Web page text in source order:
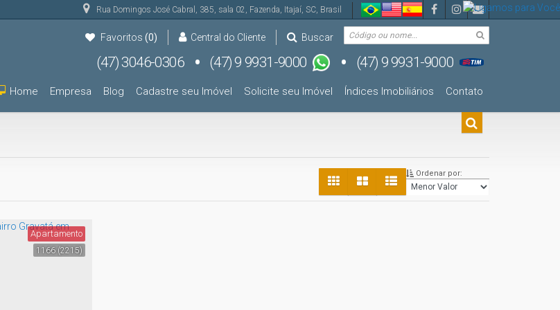
Rua Domingos José Cabral , 385, sala 02, Fazenda, Itajaí, SC, Brasil
Buscar
Central do Cliente
Favoritos (0)
(47) 9 9931-9000 (47) 9 9931-9000
Contato
Índices Imobiliários
Solicite seu Imóvel
Cadastre seu Imóvel
Blog
Empresa
Home
Ordenar por:
1166 (2215)
Apartamento